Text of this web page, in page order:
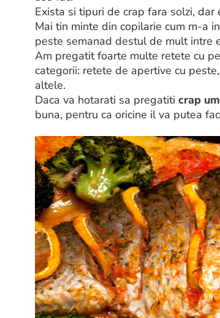
Exista si tipuri de crap fara solzi, dar
Mai tin minte din copilarie cum m-a
peste semanad destul de mult intre
Am pregatit foarte multe retete cu
categorii: retete de apertive cu
altele.
Daca va hotarati sa pregatiti crap
buna, pentru ca oricine il va putea